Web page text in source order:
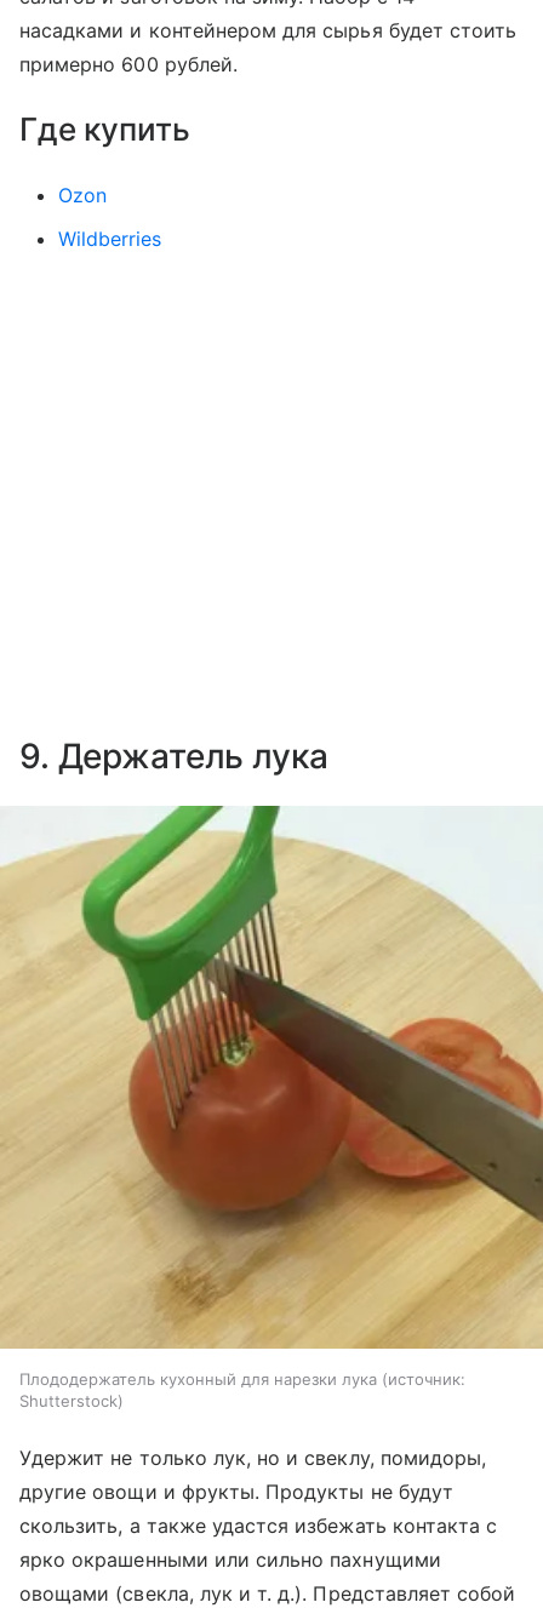
насадками и контейнером для сырья будет стоить
примерно 600 рублей.
Где купить
Ozon
Wildberries
9. Держатель лука
Плододержатель кухонный для нарезки лука
источник:
Shutterstock
Удержит не только лук, но и свеклу, помидоры,
другие овощи и фрукты. Продукты не будут
скользить, а также удастся избежать контакта с
ярко окрашенными или сильно пахнущими
овощами (свекла, лук и т. д.). Представляет собой